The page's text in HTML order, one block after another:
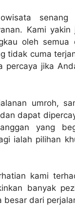
Kami
oleh
tidak cuma
percaya jika
umroh,
dapat
yang
ialah pilihan
kami
banyak
dari